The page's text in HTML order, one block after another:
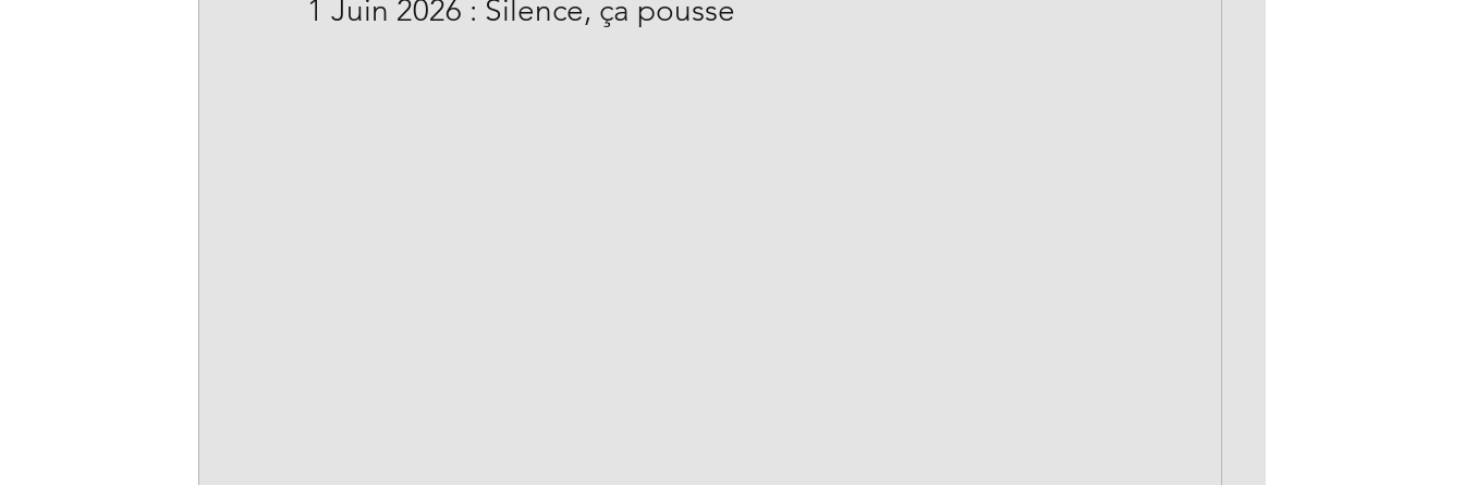
1 Juin 2026 : Silence, ça pousse